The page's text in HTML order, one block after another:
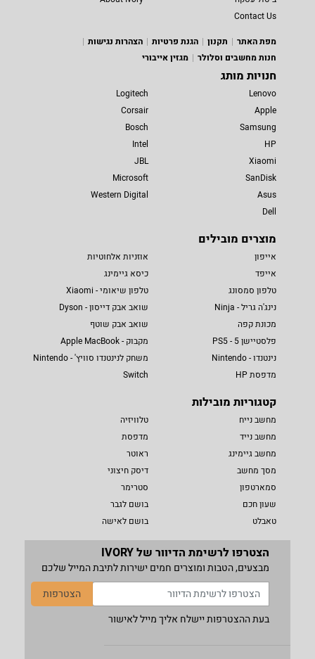
Contact Us
מפת האתר
תקנון הגנת פרטיות
הצהרות נגישות
חנות מחשבים וסלולר
מגזין אייבורי
חנויות מותג
Lenovo
Apple
Samsung
HP
Xiaomi
SanDisk
Asus
Dell
Logitech
Corsair
Bosch
Intel
JBL
Microsoft
Western Digital
מוצרים מובילים
אייפון
אייפד
טלפון סמסונג
נינג'ה גריל - Ninja
מכונת קפה
פלסטיישן 5 - PS5
נינטנדו - Nintendo
מדפסת HP
אוזניות אלחוטיות
כיסא גיימינג
טלפון שיאומי - Xiaomi
שואב אבק דייסון - Dyson
שואב אבק שוטף
מקבוק - Apple MacBook
משחק לנינטנדו סוויץ' - Nintendo
Switch
קטגוריות מובילות
מחשב נייח
מחשב נייד
מחשב גיימינג
מסך מחשב
סמארטפון
שעון חכם
טאבלט
טלוויזיה
מדפסת
ראוטר
דיסק חיצוני
סטרימר
בושם לגבר
בושם לאישה
הצטרפו לרשימת הדיוור של IVORY
מבצעים, הטבות ומוצרים חמים ישירות לתיבת המייל שלכם
הצטרפות
בעת ההצטרפות יישלח אליך מייל לאישור